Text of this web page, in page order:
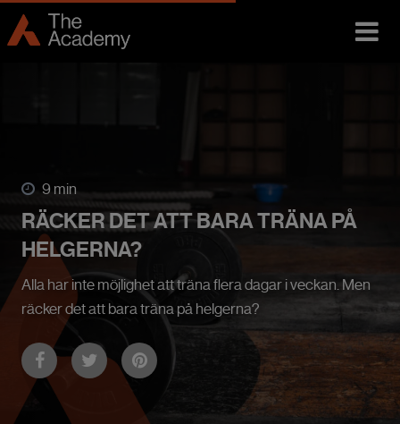
9 min
RÄCKER DET ATT BARA TRÄNA PÅ
HELGERNA?
Alla har inte möjlighet att träna flera dagar i veckan. Men
räcker det att bara träna på helgerna?